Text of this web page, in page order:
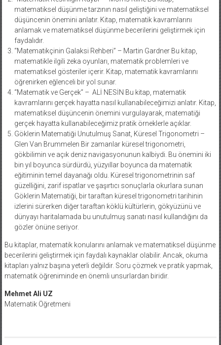
matematiksel düşünme tarzının nasıl geliştiğini ve matematiksel
düşüncenin önemini anlatır. Kitap, matematik kavramlarını
anlamak ve matematiksel düşünme becerilerini geliştirmek için
faydalıdır.
“Matematikçinin Galaksi Rehberi” – Martin Gardner Bu kitap,
matematikle ilgili zeka oyunları, matematik problemleri ve
matematiksel gösteriler içerir. Kitap, matematik kavramlarını
öğrenirken eğlenceli bir yol sunar.
“Matematik ve Gerçek” – ALİ NESİN Bu kitap, matematik
kavramlarını gerçek hayatta nasıl kullanabileceğimizi anlatır. Kitap,
matematiksel düşüncenin önemini vurgulayarak, matematiği
gerçek hayatta kullanabileceğimiz pratik örneklerle açıklar.
Göklerin Matematiği Unutulmuş Sanat, Küresel Trigonometri –
Glen Van Brummelen Bir zamanlar küresel trigonometri,
gökbilimin ve açık deniz navigasyonunun kalbiydi. Bu önemini iki
bin yıl boyunca sürdürdü, yüzyıllar boyunca da matematik
eğitiminin temel dayanağı oldu. Küresel trigonometrinin saf
güzelliğini, zarif ispatlar ve şaşırtıcı sonuçlarla okurlara sunan
Göklerin Matematiği, bir taraftan küresel trigonometri tarihinin
izlerini sürerken diğer taraftan köklü kültürlerin, gökyüzünü ve
dünyayı haritalamada bu unutulmuş sanatı nasıl kullandığını da
gözler önüne seriyor.
Bu kitaplar, matematik konularını anlamak ve matematiksel düşünme
becerilerini geliştirmek için faydalı kaynaklar olabilir. Ancak, okuma
kitapları yalnız başına yeterli değildir. Soru çözmek ve pratik yapmak,
matematik öğreniminde en önemli unsurlardan biridir.
Mehmet Ali UZ
Matematik Öğretmeni